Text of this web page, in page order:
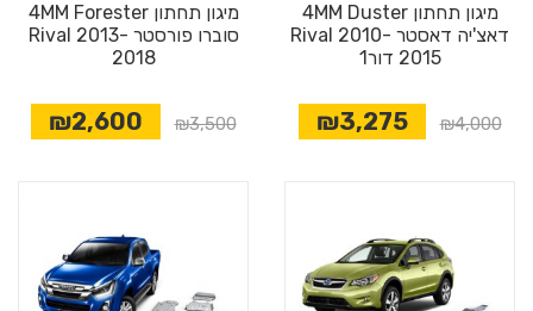
מיגון תחתון 4MM Duster
דאצ'יה דאסטר Rival 2010-
2015 דור1
₪4,000
₪3,275
מיגון תחתון 4MM Forester
סוברו פורסטר Rival 2013-
2018
₪3,500
₪2,600